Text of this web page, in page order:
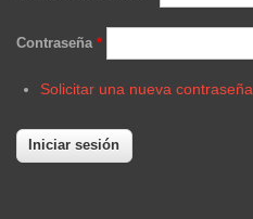
Contraseña *
Solicitar una nueva contraseña